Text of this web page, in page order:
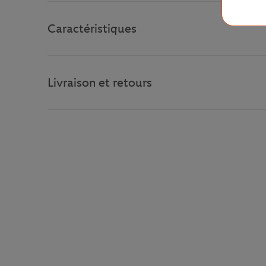
Caractéristiques
Livraison et retours